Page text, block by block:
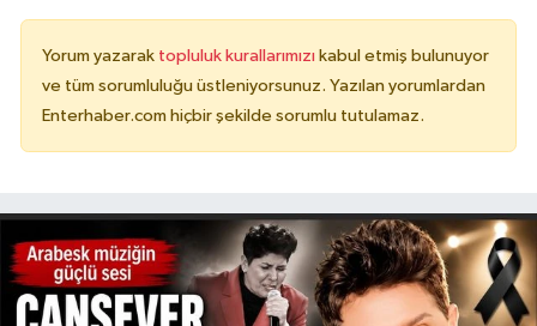
Yorum yazarak topluluk kurallarımızı kabul etmiş bulunuyor
ve tüm sorumluluğu üstleniyorsunuz. Yazılan yorumlardan
Enterhaber.com hiçbir şekilde sorumlu tutulamaz.